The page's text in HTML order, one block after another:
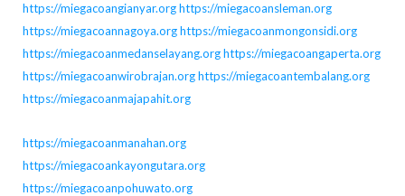
https://miegacoangianyar.orghttps://miegacoansleman.org
https://miegacoannagoya.orghttps://miegacoanmongonsidi.org
https://miegacoanmedanselayang.orghttps://miegacoangaperta.org
https://miegacoanwirobrajan.orghttps://miegacoantembalang.org
https://miegacoanmajapahit.org
https://miegacoanmanahan.org
https://miegacoankayongutara.org
https://miegacoanpohuwato.org